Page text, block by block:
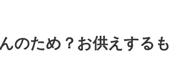
のため？お供えするも